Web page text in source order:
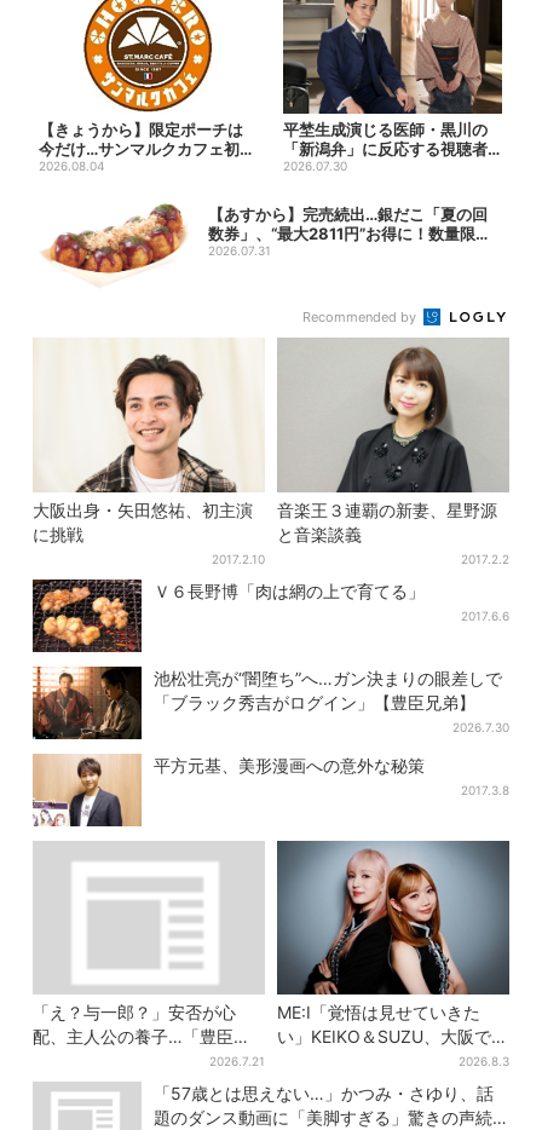
【きょうから】限定ポーチは
今だけ…サンマルクカフェ初の
「夏福袋」、実質無料でレア...
2026.08.04
平埜生成演じる医師・黒川の
「新潟弁」に反応する視聴者
続出「グッときた」
2026.07.30
【あすから】完売続出…銀だこ「夏の回
数券」、“最大2811円”お得に！数量限定
で
2026.07.31
Recommended by
大阪出身・矢田悠祐、初主演
に挑戦
2017.2.10
音楽王３連覇の新妻、星野源
と音楽談義
2017.2.2
Ｖ６長野博「肉は網の上で育てる」
2017.6.6
池松壮亮が“闇堕ち”へ…ガン決まりの眼差しで
「ブラック秀吉がログイン」【豊臣兄弟】
2026.7.30
平方元基、美形漫画への意外な秘策
2017.3.8
「え？与一郎？」安否が心
配、主人公の養子…「豊臣兄
弟！」第29回あらすじ・天下
への道
2026.7.21
ME:I「覚悟は見せていきた
い」KEIKO＆SUZU、大阪で語
る…“日プ女子”からの3年間
と、7人で目指す夢
2026.8.3
「57歳とは思えない…」かつみ・さゆり、話
題のダンス動画に「美脚すぎる」驚きの声続